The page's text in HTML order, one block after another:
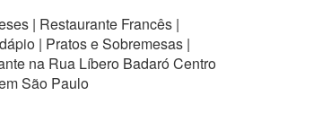
| Restaurante Francês |
| Pratos e Sobremesas |
na Rua Líbero Badaró Centro
São Paulo